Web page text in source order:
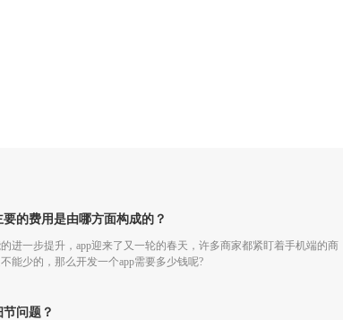
的费用是由哪方面构成的？
进一步提升，app迎来了又一轮的春天，许多商家都紧盯着手机端的商
能少的，那么开发一个app需要多少钱呢?
问题？